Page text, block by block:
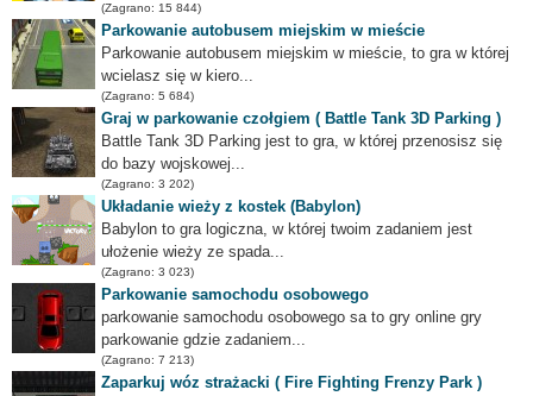
(Zagrano: 15 844)
Parkowanie autobusem miejskim w mieście
Parkowanie autobusem miejskim w mieście, to gra w której
wcielasz się w kiero...
(Zagrano: 5 684)
Graj w parkowanie czołgiem ( Battle Tank 3D Parking )
Battle Tank 3D Parking jest to gra, w której przenosisz się
do bazy wojskowej...
(Zagrano: 3 202)
Układanie wieży z kostek (Babylon)
Babylon to gra logiczna, w której twoim zadaniem jest
ułożenie wieży ze spada...
(Zagrano: 3 023)
Parkowanie samochodu osobowego
parkowanie samochodu osobowego sa to gry online gry
parkowanie gdzie zadaniem...
(Zagrano: 7 213)
Zaparkuj wóz strażacki ( Fire Fighting Frenzy Park )